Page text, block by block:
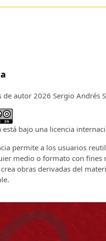
de autor 2026 Sergio Andrés
está bajo una licencia
permite a los usuarios
medio o formato con fines
obras derivadas del